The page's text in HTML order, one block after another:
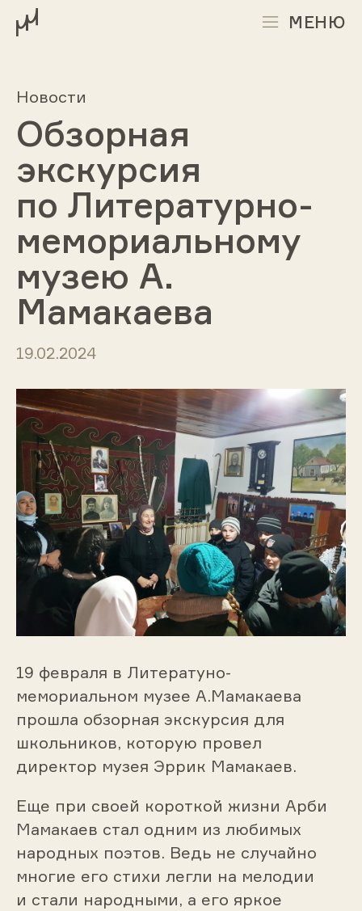
МЕНЮ
Новости
Обзорная
экскурсия
по Литературно-
мемориальному
музею А.
Мамакаева
19.02.2024
19 февраля в Литератуно-
мемориальном музее А.Мамакаева
прошла обзорная экскурсия для
школьников, которую провел
директор музея Эррик Мамакаев.
Еще при своей короткой жизни Арби
Мамакаев стал одним из любимых
народных поэтов. Ведь не случайно
многие его стихи легли на мелодии
и стали народными, а его яркое